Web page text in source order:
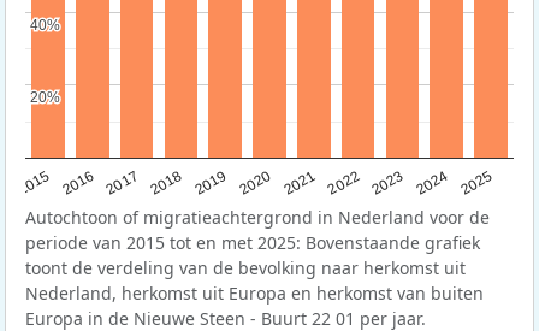
2015 2016 2017 2018 2019 2020 2021 2022 2023 2024 2025
20%
20%
40%
40%
Autochtoon of migratieachtergrond in Nederland voor de
periode van 2015 tot en met 2025: Bovenstaande grafiek
toont de verdeling van de bevolking naar herkomst uit
Nederland, herkomst uit Europa en herkomst van buiten
Europa in de Nieuwe Steen - Buurt 22 01 per jaar.